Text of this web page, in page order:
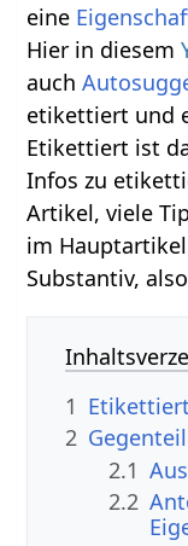
eine
Hier in diesem
auch
etikettiert und
Etikettiert ist
Infos zu
Artikel, viele
im
Substantiv,
1
2
2.1
2.2